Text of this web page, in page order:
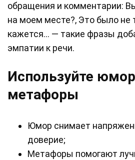
обращения и комментарии:
на моем месте?, Это было не
кажется… — такие фразы
эмпатии к речи.
Используйте
метафоры
Юмор снимает
доверие;
Метафоры помогают